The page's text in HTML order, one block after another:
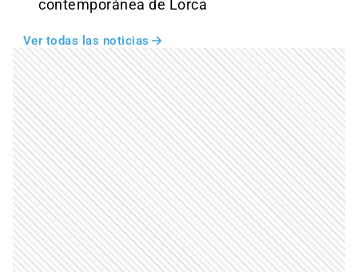
contemporánea de Lorca
Ver todas las noticias